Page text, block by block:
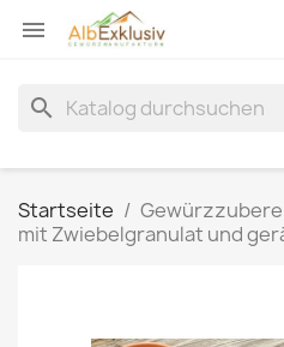

search
Startseite
mit Zwiebelgranulat und